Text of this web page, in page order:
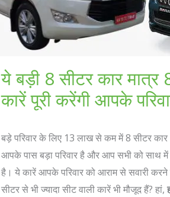
ये बड़ी 8 सीटर कार
कारें पूरी करेंगी आपके
बड़े परिवार के लिए 13 लाख से कम में 8 सीटर कार
आपके पास बड़ा परिवार है और आप सभी को साथ
है। ये कारें आपके परिवार को आराम से सवारी
सीटर से भी ज्यादा सीट वाली कारें भी मौजूद हैं? हां,